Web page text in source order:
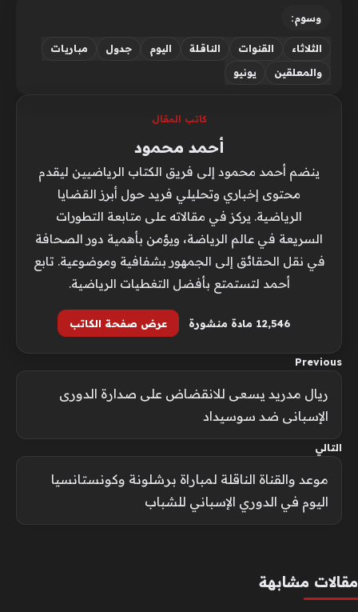
وسوم:
الثلاثاء القنوات الناقلة اليوم جدول
مباريات
والمعلقين
يونيو
كاتب المقال
أحمد محمود
ينضم أحمد محمود إلى فريق الكتاب الرياضيين ليقدم
محتوى إخباري وتحليلي فريد حول أبرز القضايا
الرياضية. يركز في مقالاته على متابعة التطورات
السريعة في عالم الرياضة، ويؤمن بأهمية دور الصحافة
في نقل الحقائق إلى الجمهور بشفافية وموضوعية. تابع
أحمد لتستمتع بأفضل التغطيات الرياضية.
12٬546 مادة منشورة عرض صفحة الكاتب
Previous
ريال مدريد يسعى للانقضاض على صدارة الدورى
الإسبانى ضد سوسيداد
التالي
موعد والقناة الناقلة لمباراة برشلونة وكونستانسيا
اليوم في الدوري الإسباني للشباب
مقالات مشابهة